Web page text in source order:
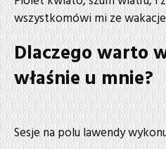
wszystkomówi mi ze
Dlaczego warto
właśnie u mnie?
Sesje na polu lawendy